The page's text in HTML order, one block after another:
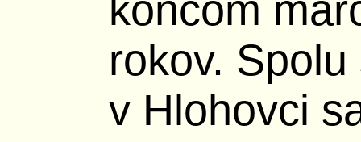
koncom
rokov.
v Hlohovci